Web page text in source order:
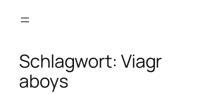
Inhalt
Schlagwort: Viagr
aboys